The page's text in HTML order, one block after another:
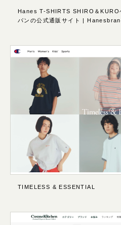
Hanes T-SHIRTS SHIRO＆KURO
パンの公式通販サイト |
TIMELESS & ESSENTIAL